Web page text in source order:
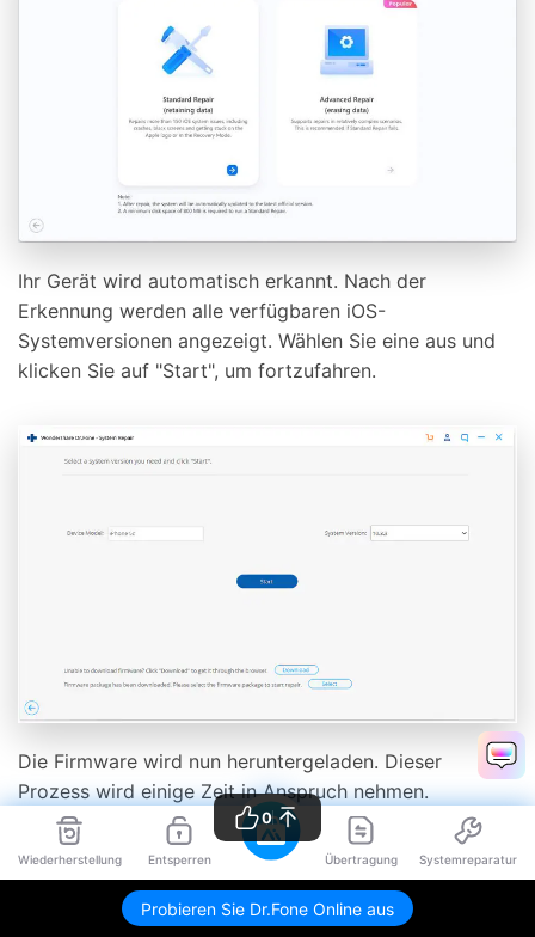
Wiederherstellung Entsperren Übertragung Systemreparatur
Probieren Sie Dr.Fone Online aus
Ihr Gerät wird automatisch erkannt. Nach der
Erkennung werden alle verfügbaren iOS-
Systemversionen angezeigt. Wählen Sie eine aus und
klicken Sie auf "Start", um fortzufahren.
Die Firmware wird nun heruntergeladen. Dieser
Prozess wird einige Zeit in Anspruch nehmen.
Vergewissern Sie sich, dass Sie über eine stabile
Internetverbindung verfügen.
0